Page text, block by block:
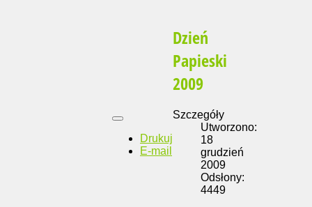
Dzień
Papieski
2009
Drukuj
E-mail
Szczegóły
Utworzono:
18
grudzień
2009
Odsłony:
4449